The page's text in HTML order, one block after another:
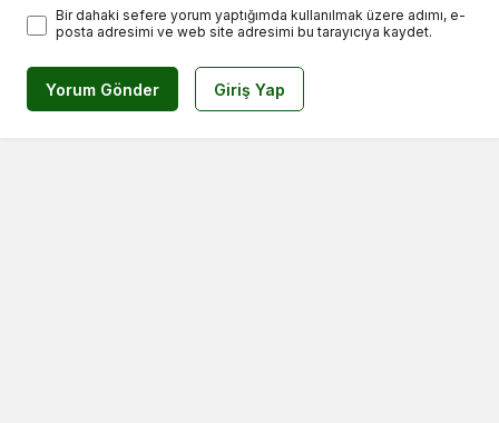
Bir dahaki sefere yorum yaptığımda kullanılmak üzere adımı, e-
posta adresimi ve web site adresimi bu tarayıcıya kaydet.
Yorum Gönder Giriş Yap